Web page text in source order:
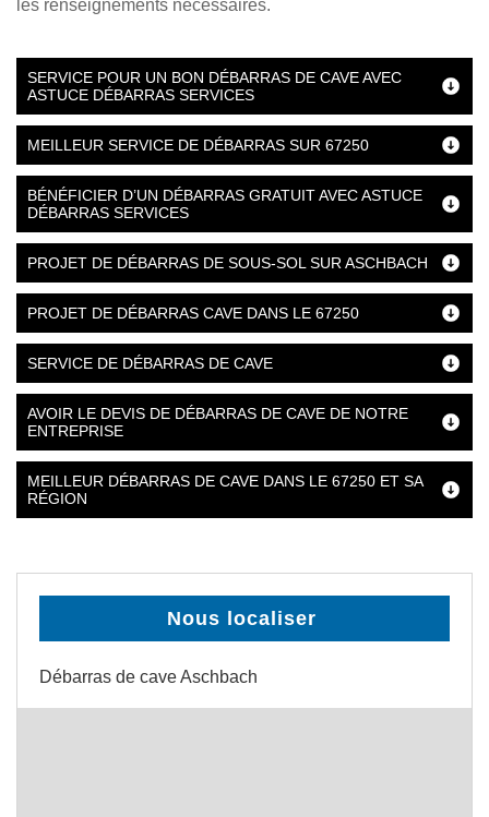
les renseignements nécessaires.
SERVICE POUR UN BON DÉBARRAS DE CAVE AVEC
ASTUCE DÉBARRAS SERVICES
MEILLEUR SERVICE DE DÉBARRAS SUR 67250
BÉNÉFICIER D’UN DÉBARRAS GRATUIT AVEC ASTUCE
DÉBARRAS SERVICES
PROJET DE DÉBARRAS DE SOUS-SOL SUR ASCHBACH
PROJET DE DÉBARRAS CAVE DANS LE 67250
SERVICE DE DÉBARRAS DE CAVE
AVOIR LE DEVIS DE DÉBARRAS DE CAVE DE NOTRE
ENTREPRISE
MEILLEUR DÉBARRAS DE CAVE DANS LE 67250 ET SA
RÉGION
Nous localiser
Débarras de cave Aschbach